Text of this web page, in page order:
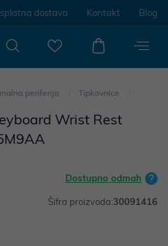
dostava Kontakt Blog
periferija Tipkovnice
Wrist Rest
Dostupno odmah
Šifra proizvoda:30091416